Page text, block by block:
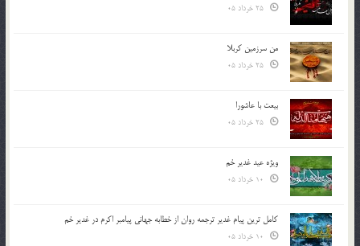
من سرزمین کربلا
بیعت با عاشورا
ویژه عید غدیر خم
کامل ترین پیام غدیر ترجمه روان از خطابه جهانی پیامبر اکرم در غدیر خم